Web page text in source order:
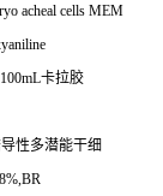
acheal cells MEM
100mL卡拉胶
性多潜能干细